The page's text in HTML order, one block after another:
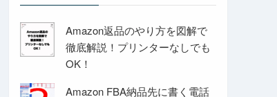
Amazon返品のやり方を図解で
徹底解説！プリンターなしでも
OK！
Amazon FBA納品先に書く電話